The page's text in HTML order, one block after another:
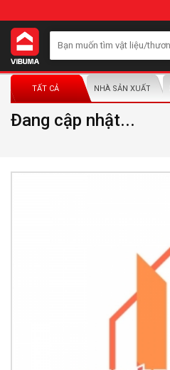
TẤT CẢ NHÀ SẢN XUẤT/
Đang cập nhật...